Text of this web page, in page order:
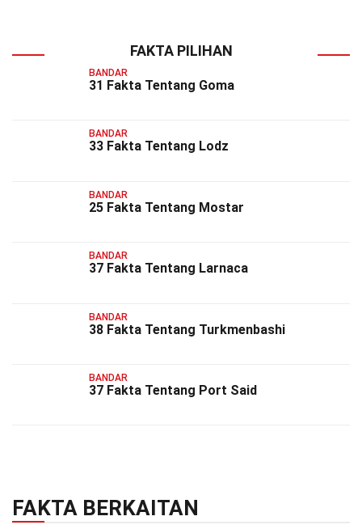
FAKTA PILIHAN
BANDAR
31 Fakta Tentang Goma
BANDAR
33 Fakta Tentang Lodz
BANDAR
25 Fakta Tentang Mostar
BANDAR
37 Fakta Tentang Larnaca
BANDAR
38 Fakta Tentang Turkmenbashi
BANDAR
37 Fakta Tentang Port Said
FAKTA BERKAITAN